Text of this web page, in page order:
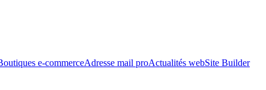
e-commerceAdresse mail proActualités webSite Builder